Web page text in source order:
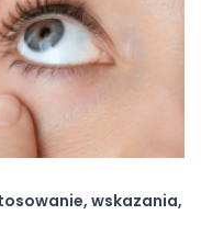
wskazania,